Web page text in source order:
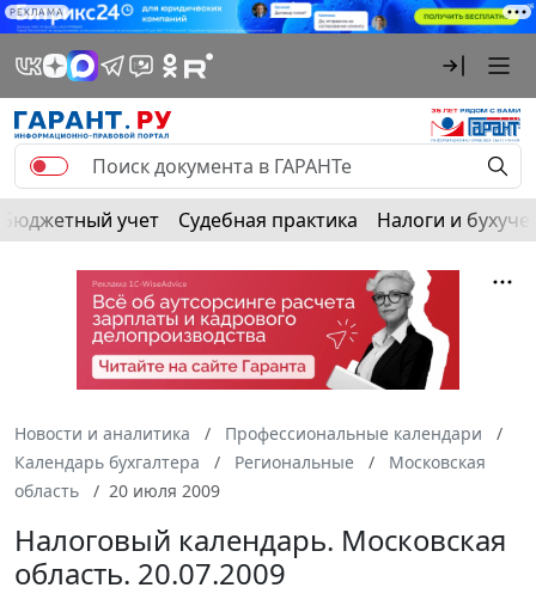
РЕКЛАМА
Бюджетный учет Судебная практика Налоги и
Новости и аналитика
Профессиональные календари
Календарь бухгалтера
Региональные
Московская
область
20 июля 2009
Налоговый календарь. Московская
область. 20.07.2009